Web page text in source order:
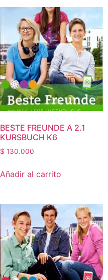
BESTE FREUNDE A 2.1
KURSBUCH K6
$ 130.000
Añadir al carrito